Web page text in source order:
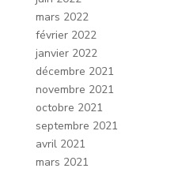
mars 2022
février 2022
janvier 2022
décembre 2021
novembre 2021
octobre 2021
septembre 2021
avril 2021
mars 2021